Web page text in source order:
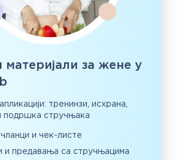
материјали за жене у
тренинзи, исхрана,
подршка стручњака
и чек-листе
и предавања са стручњацима